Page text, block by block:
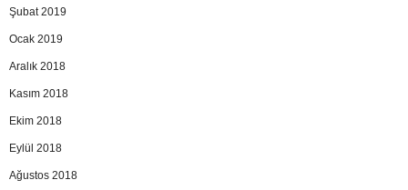
Şubat 2019
Ocak 2019
Aralık 2018
Kasım 2018
Ekim 2018
Eylül 2018
Ağustos 2018